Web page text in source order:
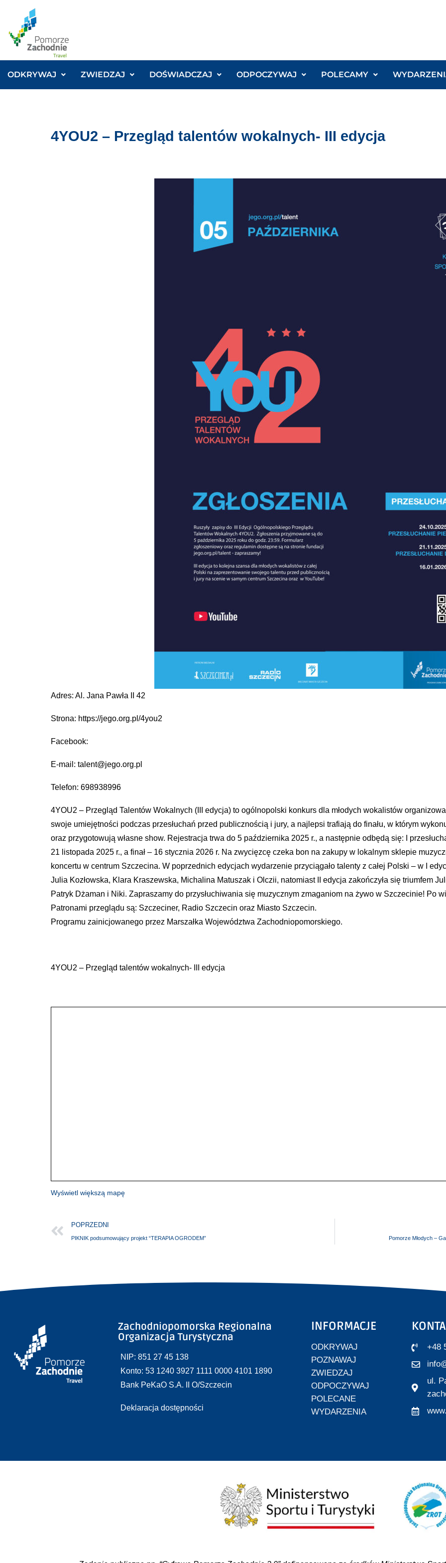
ODKRYWAJ ZWIEDZAJ DOŚWIADCZAJ ODPOCZYWAJ POLECAMY
4YOU2 – Przegląd talentów wokalnych- III edycja
Adres: Al. Jana Pawła II 42
Strona: https://jego.org.pl/4you2
Facebook:
E-mail: talent@jego.org.pl
Telefon: 698938996
4YOU2 – Przegląd Talentów Wokalnych (III edycja) to ogólnopolski konkurs dla młodych wokalistów
swoje umiejętności podczas przesłuchań przed publicznością i jury, a najlepsi trafiają do finału, w którym
oraz przygotowują własne show. Rejestracja trwa do 5 października 2025 r., a następnie odbędą się: I
21 listopada 2025 r., a finał – 16 stycznia 2026 r. Na zwycięzcę czeka bon na zakupy w lokalnym sklepie
koncertu w centrum Szczecina. W poprzednich edycjach wydarzenie przyciągało talenty z całej Polski – w I
Julia Kozłowska, Klara Kraszewska, Michalina Matuszak i Olczii, natomiast II edycja zakończyła się triumfem
Patryk Dżaman i Niki. Zapraszamy do przysłuchiwania się muzycznym zmaganiom na żywo w Szczecinie! Po
Patronami przeglądu są: Szczeciner, Radio Szczecin oraz Miasto Szczecin.
Programu zainicjowanego przez Marszałka Województwa Zachodniopomorskiego.
4YOU2 – Przegląd talentów wokalnych- III edycja
Wyświetl większą mapę
POPRZEDNI
PIKNIK podsumowujący projekt “TERAPIA OGRODEM” Pomorze Młodych –
Zachodniopomorska Regionalna
Organizacja Turystyczna
NIP: 851 27 45 138
Konto: 53 1240 3927 1111 0000 4101 1890
Bank PeKaO S.A. II O/Szczecin
Deklaracja dostępności
INFORMACJE
ODKRYWAJ
POZNAWAJ
ZWIEDZAJ
ODPOCZYWAJ
POLECANE
WYDARZENIA
+48
ul.